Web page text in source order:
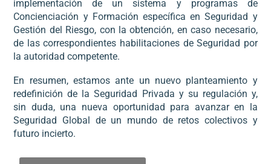
implementación de un sistema y programas de
Concienciación y Formación específica en Seguridad y
Gestión del Riesgo, con la obtención, en caso necesario,
de las correspondientes habilitaciones de Seguridad por
la autoridad competente.
En resumen, estamos ante un nuevo planteamiento y
redefinición de la Seguridad Privada y su regulación y,
sin duda, una nueva oportunidad para avanzar en la
Seguridad Global de un mundo de retos colectivos y
futuro incierto.